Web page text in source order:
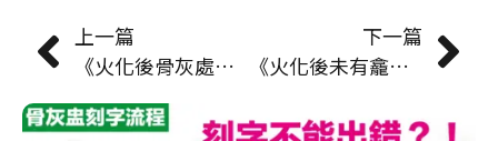
上一篇
《火化後骨灰處理全指引｜何時買骨灰盅？從領灰、暫存到上位完整時間線》
下一篇
《火化後未有龕位或未撒灰？食環署「骨灰暫存」申請教學＋所需文件懶人包》